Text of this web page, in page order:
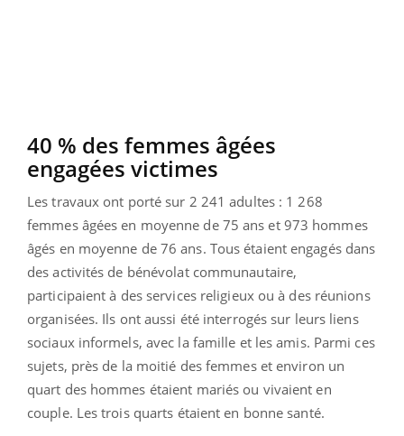
40 % des femmes âgées
engagées victimes
Les travaux ont porté sur 2 241 adultes : 1 268
femmes âgées en moyenne de 75 ans et 973 hommes
âgés en moyenne de 76 ans. Tous étaient engagés dans
des activités de bénévolat communautaire,
participaient à des services religieux ou à des réunions
organisées. Ils ont aussi été interrogés sur leurs liens
sociaux informels, avec la famille et les amis. Parmi ces
sujets, près de la moitié des femmes et environ un
quart des hommes étaient mariés ou vivaient en
couple. Les trois quarts étaient en bonne santé.